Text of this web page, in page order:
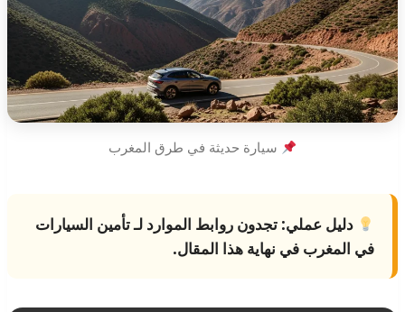
سيارة حديثة في طرق المغرب
دليل عملي: تجدون روابط الموارد لـتأمين السيارات
في المغرب في نهاية هذا المقال.